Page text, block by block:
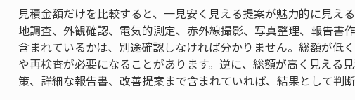
見積金額だけを比較すると、一見安く見える提案が魅力的に見え
地調査、外観確認、電気的測定、赤外線撮影、写真整理、報告書
含まれているかは、別途確認しなければ分かりません。総額が低
や再検査が必要になることがあります。逆に、総額が高く見える
策、詳細な報告書、改善提案まで含まれていれば、結果として判